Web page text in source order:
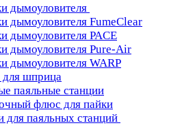
дымоуловителя
дымоуловителя FumeClear
дымоуловителя PACE
дымоуловителя Pure-Air
дымоуловителя WARP
шприца
паяльные станции
флюс для пайки
для паяльных станций